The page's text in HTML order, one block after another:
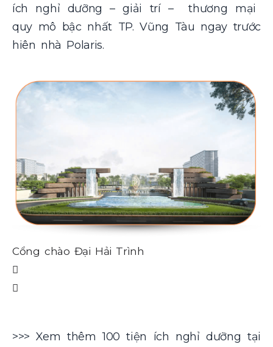
ích nghỉ dưỡng – giải trí – thương mại
quy mô bậc nhất TP. Vũng Tàu ngay trước
hiên nhà Polaris.
Cổng chào Đại Hải Trình
>>> Xem thêm 100 tiện ích nghỉ dưỡng tại